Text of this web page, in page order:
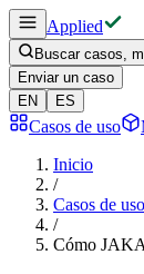
Applied
Buscar casos,
Enviar un caso
EN
ES
Casos de uso
Inicio
/
Casos de uso
/
Cómo